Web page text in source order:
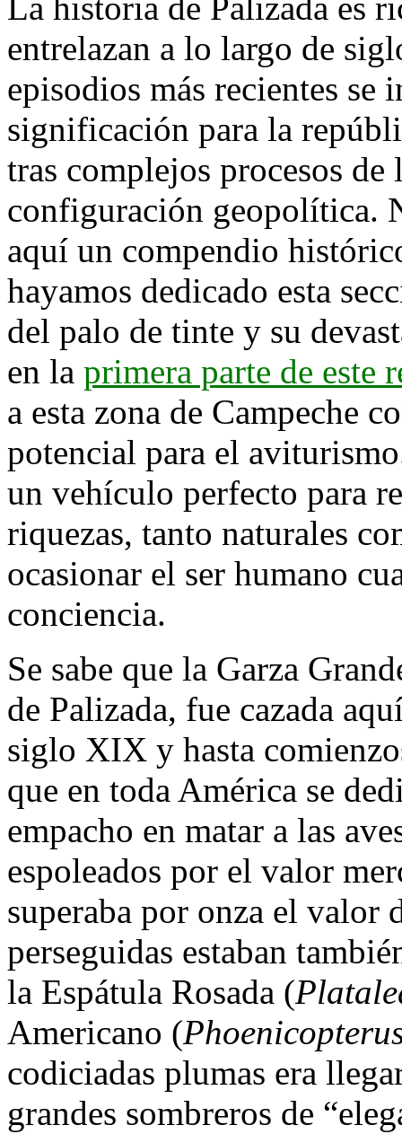
entrelazan a lo largo de
episodios más recientes se
significación para la
tras complejos procesos
configuración geopolítica.
aquí un compendio
hayamos dedicado esta
del palo de tinte y su
en la primera parte de este
a esta zona de Campeche
potencial para el
un vehículo perfecto para
riquezas, tanto naturales
ocasionar el ser humano
conciencia.
Se sabe que la Garza
de Palizada, fue cazada
siglo XIX y hasta
que en toda América se
empacho en matar a las
espoleados por el valor
superaba por onza el valor
perseguidas estaban
la Espátula Rosada (
Americano (
codiciadas plumas era
grandes sombreros de